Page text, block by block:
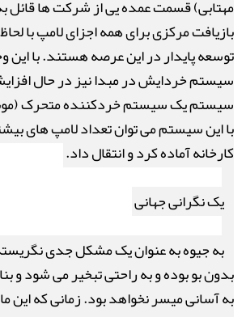
مهتابی) قسمت عمده یی از شرکت ها
بازیافت مرکزی برای همه اجزای لامپ با
توسعه پایدار در این عرصه هستند. با این
سیستم خردایش در مبدا نیز در حال
سیستم یک سیستم خردکننده متحرک
با این سیستم می توان تعداد لامپ های
کارخانه آماده کرد و انتقال داد.
یک نگرانی جهانی
به جیوه به عنوان یک مشکل جدی
بدون بو بوده و به راحتی تبخیر می شود و
به آسانی میسر نخواهد بود. زمانی که